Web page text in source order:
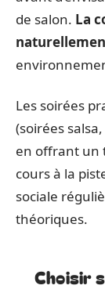
de salon. La
Les soirées
(soirées
en offrant un
cours à la
sociale
théoriques.
Choisir